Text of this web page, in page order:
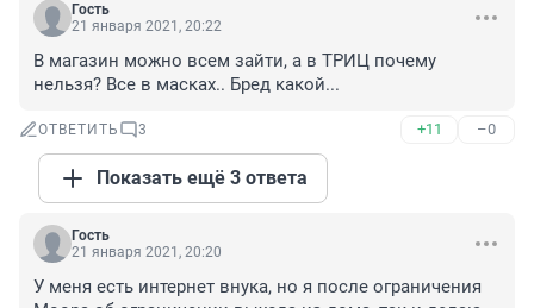
Гость
21 января 2021, 20:22
В магазин можно всем зайти, а в ТРИЦ почему
нельзя? Все в масках.. Бред какой...
ОТВЕТИТЬ 3 +11 –0
Показать ещё 3 ответа
Гость
21 января 2021, 20:20
У меня есть интернет внука, но я после ограничения